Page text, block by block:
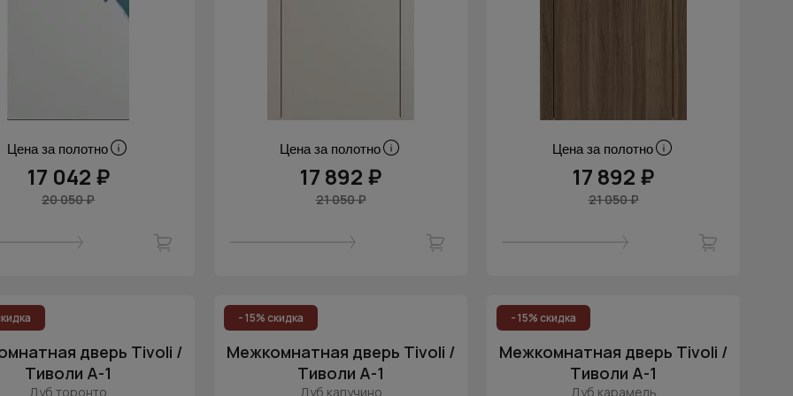
Цена за полотно
17 042 ₽
20 050 ₽
Цена за полотно
17 892 ₽
21 050 ₽
Цена за полотно
17 892 ₽
21 050 ₽
дверь Tivoli /
Тиволи А-1
Дуб торонто
- 15% скидка
Межкомнатная дверь Tivoli /
Тиволи А-1
Дуб капучино
- 15% скидка
Межкомнатная дверь Tivoli /
Тиволи А-1
Дуб карамель